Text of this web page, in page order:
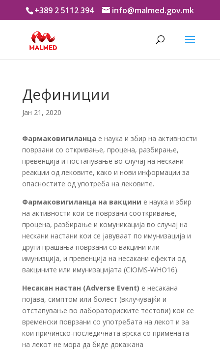
+389 2 5112 394 info@malmed.gov.mk
Дефиниции
Јан 21, 2020
Фармаковигиланца е наука и збир на активности
поврзани со откривање, процена, разбирање,
превенција и постапување во случај на нескани
реакции од лековите, како и нови информации за
опасностите од употреба на лековите.
Фармаковигиланца на вакцини е наука и збир
на активности кои се поврзани сооткривање,
процена, разбирање и комуникација во случај на
нескани настани кои се јавуваат по имунизација и
други прашања поврзани со вакцини или
имунизција, и превенција на несакани ефекти од
вакцините или имунизацијата (CIOMS-WHO16).
Несакан настан (Adverse Event) e несакана
појава, симптом или болест (вклучувајќи и
отстапување во лабораториските тестови) кои се
временски поврзани со употребата на лекот и за
кои причинско-последичната врска со примената
на лекот не мора да биде докажана